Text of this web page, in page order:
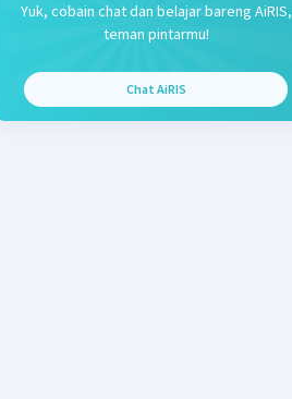
Yuk, cobain chat dan belajar bareng AiRIS,
teman pintarmu!
Chat AiRIS